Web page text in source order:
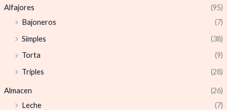
Alfajores
(95)
Bajoneros
(7)
Simples
(38)
Torta
(9)
Triples
(28)
Almacen
(26)
Leche
(7)